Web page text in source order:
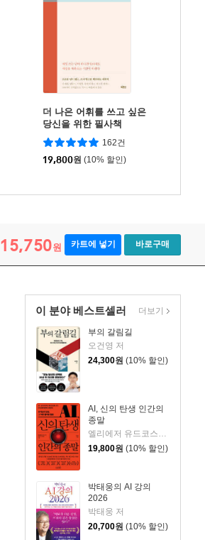
더 나은 어휘를 쓰고 싶은
당신을 위한 필사책
162건
19,800원 (10% 할인)
15,750원 카트에 넣기 바로구매
이 분야 베스트셀러
부의 갈림길
오건영 저
24,300원 (10% 할인)
AI, 신의 탄생 인간의
종말
엘리에저 유드코스키,네이트 소아레스 공저/고영훈 역
19,800원 (10% 할인)
박태웅의 AI 강의
2026
박태웅 저
20,700원 (10% 할인)
더보기